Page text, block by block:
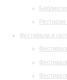
Фестивали и